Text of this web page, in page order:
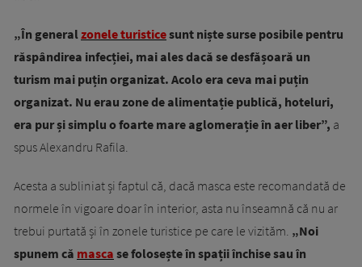
„În generalzonele turisticesunt niște surse posibile pentru
răspândirea infecției, mai ales dacă se desfășoară un
turism mai puțin organizat. Acolo era ceva mai puțin
organizat. Nu erau zone de alimentație publică, hoteluri,
era pur și simplu o foarte mare aglomerație în aer liber”, a
spus Alexandru Rafila.
Acesta a subliniat și faptul că, dacă masca este recomandată de
normele în vigoare doar în interior, asta nu înseamnă că nu ar
trebui purtată și în zonele turistice pe care le vizităm. „Noi
spunem că masca se folosește în spații închise sau în